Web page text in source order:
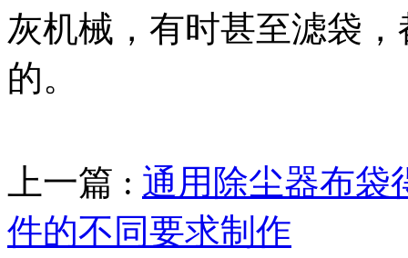
灰机械，有时甚至滤袋
的。
上一篇 : 通用除尘器布袋
件的不同要求制作